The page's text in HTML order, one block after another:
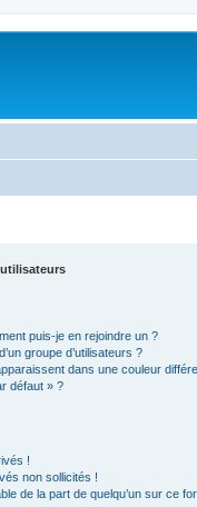
puis-je en rejoindre un ?
groupe d’utilisateurs ?
dans une couleur
défaut » ?
!
non sollicités !
de la part de quelqu’un sur ce